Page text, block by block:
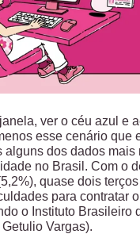
ver o céu azul e
esse cenário que
alguns dos dados mais
no Brasil. Com o
quase dois
para contratar
o Instituto Brasileiro
Vargas).